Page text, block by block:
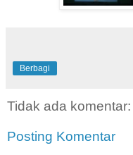
Berbagi
Tidak ada komentar:
Posting Komentar